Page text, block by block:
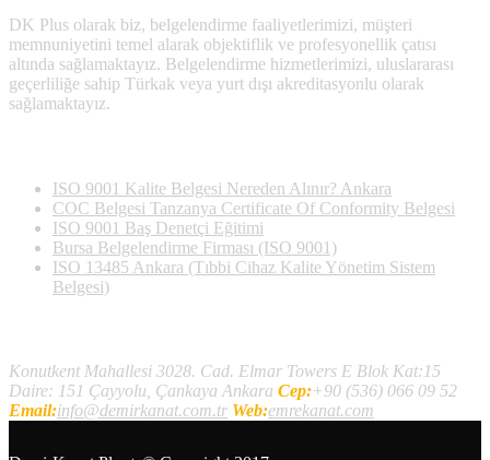
DK Plus olarak biz, belgelendirme faaliyetlerimizi, müşteri
memnuniyetini temel alarak objektiflik ve profesyonellik çatısı
altında sağlamaktayız. Belgelendirme hizmetlerimizi, uluslararası
geçerliliğe sahip Türkak veya yurt dışı akreditasyonlu olarak
sağlamaktayız.
ISO 9001 Kalite Belgesi Nereden Alınır? Ankara
COC Belgesi Tanzanya Certificate Of Conformity Belgesi
ISO 9001 Baş Denetçi Eğitimi
Bursa Belgelendirme Firması (ISO 9001)
ISO 13485 Ankara (Tıbbi Cihaz Kalite Yönetim Sistem
Belgesi)
Konutkent Mahallesi 3028. Cad. Elmar Towers E Blok Kat:15
Daire: 151 Çayyolu, Çankaya Ankara Cep:+90 (536) 066 09 52
Email:info@demirkanat.com.tr Web:emrekanat.com